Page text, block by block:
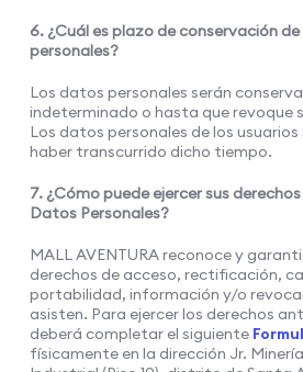
6. ¿Cuál es plazo de conservación
personales?
Los datos personales serán
indeterminado o hasta que revoque
Los datos personales de los
haber transcurrido dicho tiempo.
7. ¿Cómo puede ejercer sus
Datos Personales?
MALL AVENTURA reconoce y
derechos de acceso, rectificación,
portabilidad, información y/o
asisten. Para ejercer los derechos
deberá completar el siguiente
físicamente en la dirección Jr.